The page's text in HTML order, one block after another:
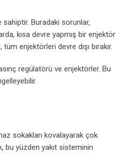
Buradaki sorunlar,
kısa devre yapmış bir enjektör
enjektörleri devre dışı bırakır.
regülatörü ve enjektörler. Bu
sokakları kovalayarak çok
bu yüzden yakıt sisteminin